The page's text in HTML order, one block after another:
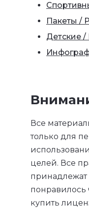
Пакеты /
Детские
Все
только для
целей. Все
принадлежат
купить